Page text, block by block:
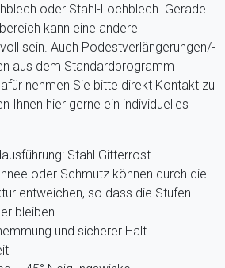
oder Stahl-Lochblech. Gerade
kann eine andere
sein. Auch Podestverlängerungen/-
aus dem Standardprogramm
nehmen Sie bitte direkt Kontakt zu
Ihnen hier gerne ein individuelles
Stahl Gitterrost
oder Schmutz können durch die
entweichen, so dass die Stufen
bleiben
und sicherer Halt